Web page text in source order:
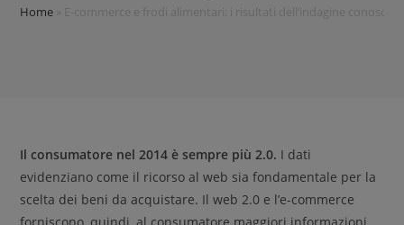
Home E-commerce e frodi alimentari: i risultati dell’indagine
Il consumatore nel 2014 è sempre più 2.0. I dati
evidenziano come il ricorso al web sia fondamentale per la
scelta dei beni da acquistare. Il web 2.0 e l’e-commerce
forniscono, quindi, al consumatore maggiori informazioni